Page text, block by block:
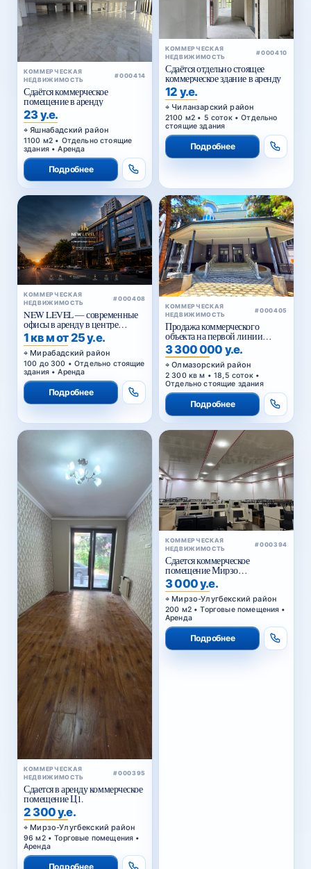
НЕДВИЖИМОСТЬ
Сдаётся коммерческое
помещение в аренду
23 у.е.
Яшнабадский район
1100 м2 • Отдельно стоящие
здания • Аренда
Подробнее
НЕДВИЖИМОСТЬ
Сдаётся отдельно стоящее
коммерческое здание в аренду
12 у.е.
Чиланзарский район
2100 м2 • 5 соток • Отдельно
стоящие здания
Подробнее
НЕДВИЖИМОСТЬ
NEW LEVEL — современные
офисы в аренду в центре
Ташкента от 25 уе за м²
1 кв м от 25 у.е.
Мирабадский район
100 до 300 • Отдельно стоящие
здания • Аренда
Подробнее
НЕДВИЖИМОСТЬ
Продажа коммерческого
объекта на первой линии
Кольцевой дороги в Ташкенте
3 300 000 у.е.
Олмазорский район
2 300 кв м • 18,5 соток •
Отдельно стоящие здания
Подробнее
НЕДВИЖИМОСТЬ
Сдается в аренду коммерческое
помещение Ц1.
2 300 у.е.
Мирзо-Улугбекский район
96 м2 • Торговые помещения •
Аренда
Подробнее
НЕДВИЖИМОСТЬ
Сдается коммерческое
помещение Мирзо
Улугбекский район.
3 000 у.е.
Мирзо-Улугбекский район
200 м2 • Торговые помещения •
Аренда
Подробнее